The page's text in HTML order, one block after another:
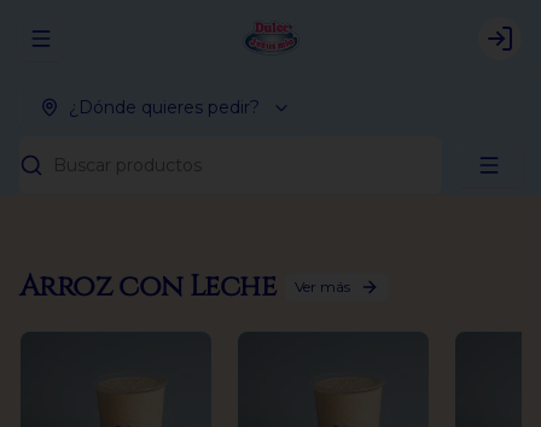
Abrir menu de navegación
¿Dónde quieres pedir?
Buscar productos
Arroz con Leche Ver más